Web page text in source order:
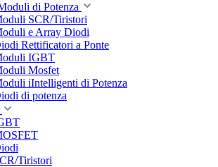
di Potenza
SCR/Tiristori
e Array Diodi
Rettificatori a Ponte
IGBT
Mosfet
iIntelligenti di Potenza
di potenza
Tiristori